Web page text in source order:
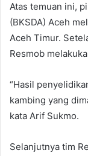
Atas temuan ini,
(BKSDA) Aceh
Aceh Timur.
Resmob
“Hasil
kambing yang
kata Arif Sukmo.
Selanjutnya tim